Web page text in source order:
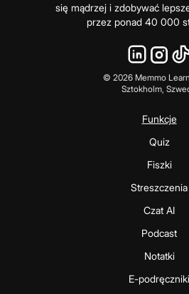
się mądrzej i zdobywać
przez ponad 40 000
© 2026Memmo
Sztokholm,
Funkcje
Quiz
Fiszki
Streszczenia
Czat AI
Podcast
Notatki
E-podręczniki